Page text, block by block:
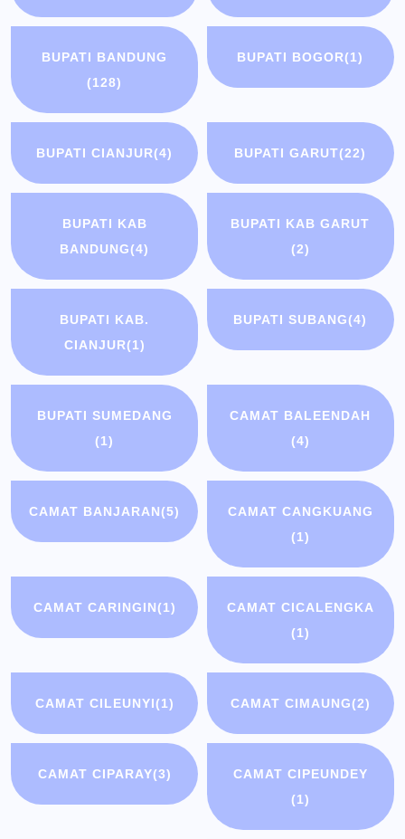
BUPATI BANDUNG
(128)
BUPATI BOGOR(1)
BUPATI CIANJUR(4) BUPATI GARUT(22)
BUPATI KAB
BANDUNG(4)
BUPATI KAB GARUT
(2)
BUPATI KAB.
CIANJUR(1)
BUPATI SUBANG(4)
BUPATI SUMEDANG
(1)
CAMAT BALEENDAH
(4)
CAMAT BANJARAN(5)
CAMAT CANGKUANG
(1)
CAMAT CARINGIN(1)
CAMAT CICALENGKA
(1)
CAMAT CILEUNYI(1) CAMAT CIMAUNG(2)
CAMAT CIPARAY(3)
CAMAT CIPEUNDEY
(1)